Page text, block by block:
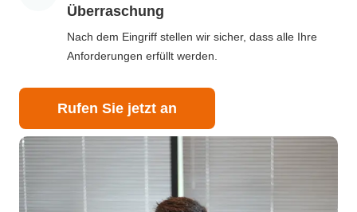
Überraschung
Nach dem Eingriff stellen wir sicher, dass alle Ihre
Anforderungen erfüllt werden.
Rufen Sie jetzt an